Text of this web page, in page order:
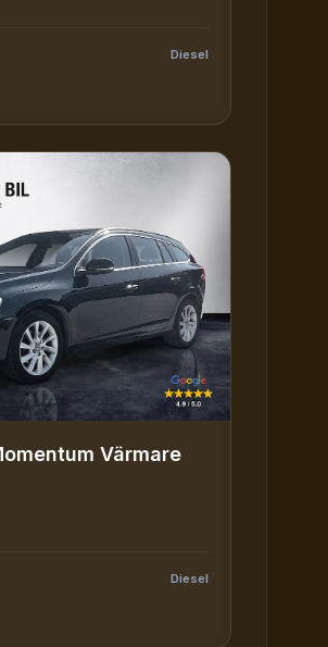
Diesel
Värmare
Diesel